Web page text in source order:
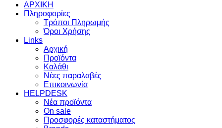
ΑΡΧΙΚΗ
Πληροφορίες
Τρόποι Πληρωμής
Όροι Χρήσης
Links
Αρχική
Προϊόντα
Καλάθι
Νέες παραλαβές
Επικοινωνία
HELPDESK
Νέα προϊόντα
On sale
Προσφορές καταστήματος